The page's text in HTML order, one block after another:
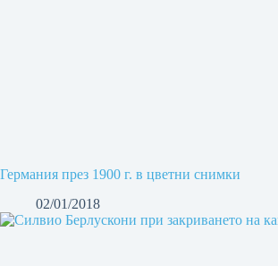
Германия през 1900 г. в цветни снимки
02/01/2018